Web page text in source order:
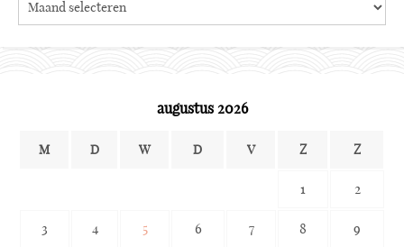
the
augustus 2026
M D W D V Z Z
1 2
3 4 5 6 7 8 9